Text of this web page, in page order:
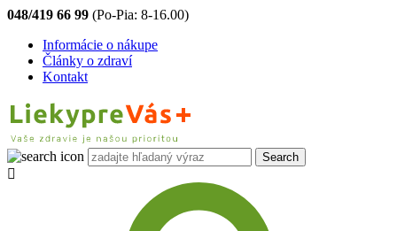
048/419 66 99 (Po-Pia: 8-16.00)
Informácie o nákupe
Články o zdraví
Kontakt